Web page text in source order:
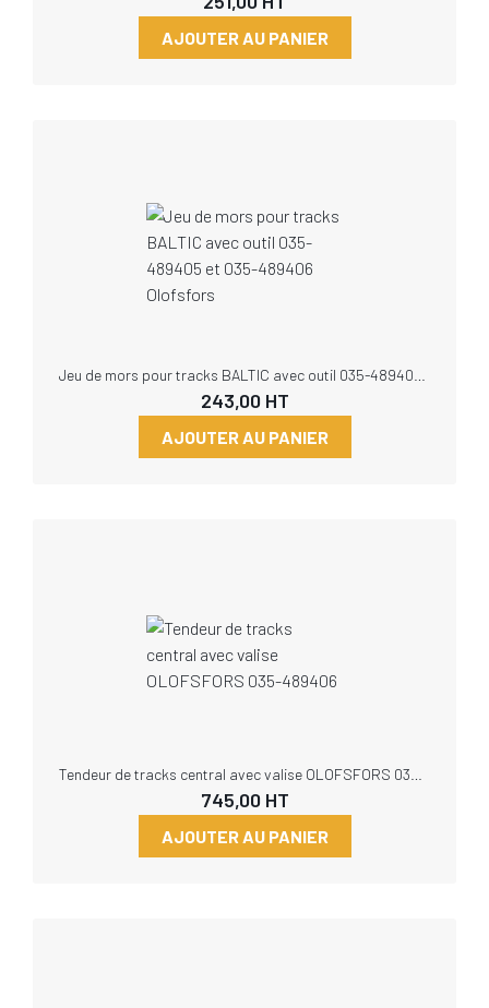
AJOUTER AU PANIER
243,00HT
AJOUTER AU PANIER
745,00HT
AJOUTER AU PANIER